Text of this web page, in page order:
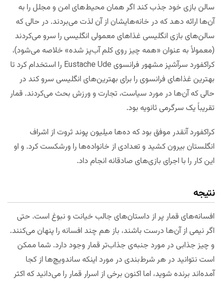
سالن بازی خود جذب کند اگر همان محیط‌های امن و مجلل را به
آن‌ها ارائه دهد که در خانه‌هایشان از آن لذت می‌بردند. در حالی که
سالن‌های بازی انگلیسی غذاهای معمولی انگلیسی را سرو می‌کردند
(معمولاً به عنوان «همه چیز روی کلم آب‌پز شده» خلاصه می‌شود)،
کراکفورد سرآشپز مشهور فرانسوی Eustache Ude را استخدام کرد تا
بهترین غذاهای فرانسوی را برای بهترین‌های انگلیسی سرو کند در
حالی که آن‌ها در مورد سیاست، تجارت و ورزش بحث می‌کردند. قمار
تقریباً یک سرگرمی ثانویه بود.
کراکفورد آنقدر موفق بود که ده‌ها میلیون پوند ثروت از اشراف
انگلستان بیرون کشید و تعدادی از خانواده‌ها را ورشکست کرد. و او
این کار را با اجرای بازی‌های صادقانه انجام داد.
نتیجه
افسانه‌های قمار پر از داستان‌های جالب خیانت و نبوغ است. حتی
اگر نیمی از آن‌ها درست باشند، باز هم چند افسانه را پنهان می‌کنند.
و چیز جذابی در مورد جنبه‌ی جذاب‌تر قمار وجود دارد. شما ممکن
است نتوانید در هر شرط‌بندی در مورد اینکه ساندویچ‌ها از کجا
آمده‌اند برنده‌ شوید، اما اکنون برخی از اسرار قمار را می‌دانید که اکثر